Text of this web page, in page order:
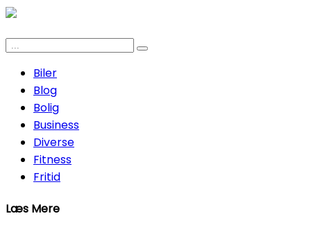
Biler
Blog
Bolig
Business
Diverse
Fitness
Fritid
Læs Mere